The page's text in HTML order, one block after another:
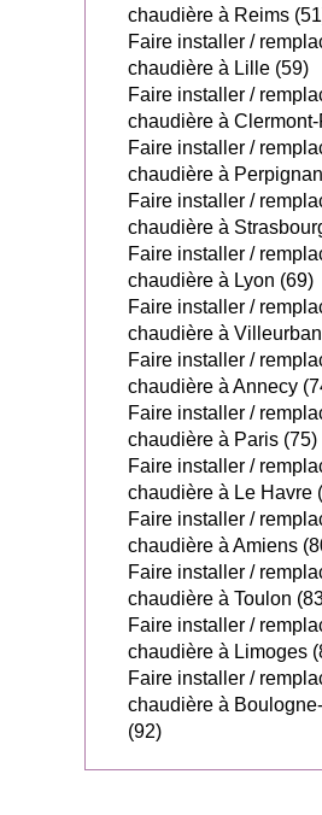
chaudière à Reims
Faire installer /
chaudière à Lille (59)
Faire installer /
chaudière à
Faire installer /
chaudière à
Faire installer /
chaudière à
Faire installer /
chaudière à Lyon (69)
Faire installer /
chaudière à
Faire installer /
chaudière à Annecy
Faire installer /
chaudière à Paris (75)
Faire installer /
chaudière à Le Havre
Faire installer /
chaudière à Amiens
Faire installer /
chaudière à Toulon
Faire installer /
chaudière à Limoges
Faire installer /
chaudière à
(92)